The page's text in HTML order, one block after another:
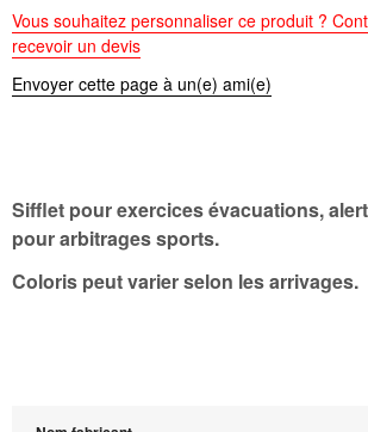
Vous souhaitez personnaliser ce produit ?
recevoir un devis
Envoyer cette page à un(e) ami(e)
Sifflet pour exercices évacuations,
pour arbitrages sports.
Coloris peut varier selon les arrivages.